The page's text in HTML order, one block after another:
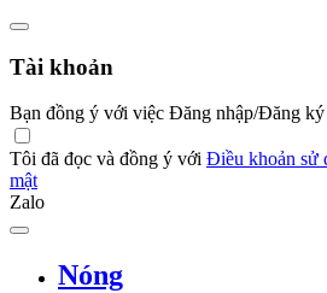
Tài khoản
Bạn đồng ý với việc Đăng nhập/Đăng
Tôi đã đọc và đồng ý với Điều khoản sử
mật
Zalo
Nóng